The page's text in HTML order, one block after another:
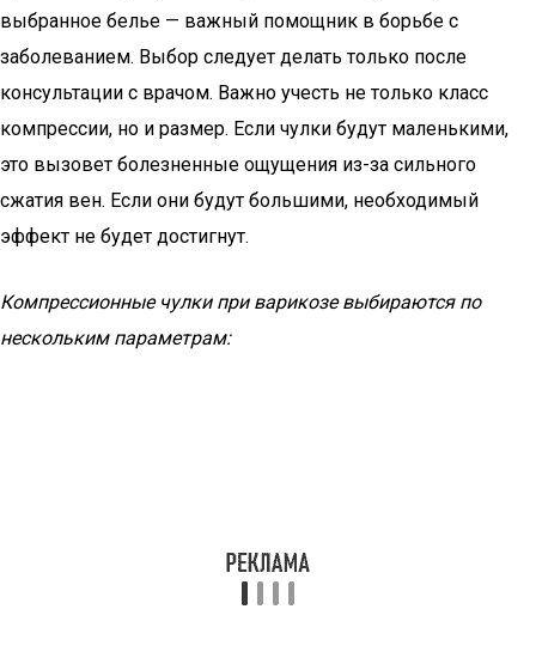
выбранное белье — важный помощник в борьбе с
заболеванием. Выбор следует делать только после
консультации с врачом. Важно учесть не только класс
компрессии, но и размер. Если чулки будут маленькими,
это вызовет болезненные ощущения из-за сильного
сжатия вен. Если они будут большими, необходимый
эффект не будет достигнут.
Компрессионные чулки при варикозе выбираются по
нескольким параметрам: